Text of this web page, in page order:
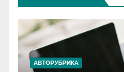
АВТОРУБРИКА